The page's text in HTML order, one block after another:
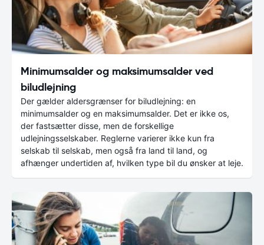
Minimumsalder og maksimumsalder ved
biludlejning
Der gælder aldersgrænser for biludlejning: en
minimumsalder og en maksimumsalder. Det er ikke os,
der fastsætter disse, men de forskellige
udlejningsselskaber. Reglerne varierer ikke kun fra
selskab til selskab, men også fra land til land, og
afhænger undertiden af, hvilken type bil du ønsker at leje.